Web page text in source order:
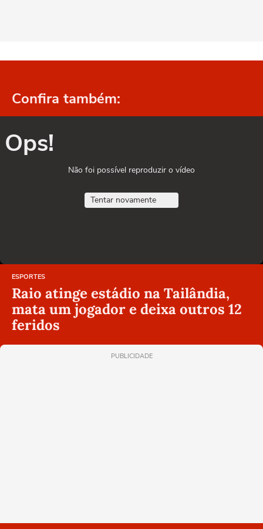
Confira também:
Ops!
Não foi possível reproduzir o vídeo
Tentar novamente
ESPORTES
Raio atinge estádio na Tailândia,
mata um jogador e deixa outros 12
feridos
PUBLICIDADE